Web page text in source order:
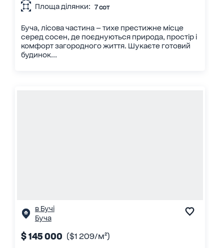
Площа ділянки: 7 сот
Буча, лісова частина — тихе престижне місце
серед сосен, де поєднуються природа, простір і
комфорт загородного життя. Шукаєте готовий
будинок...
в Бучі
Буча
$ 145 000 ($1 209/м²)